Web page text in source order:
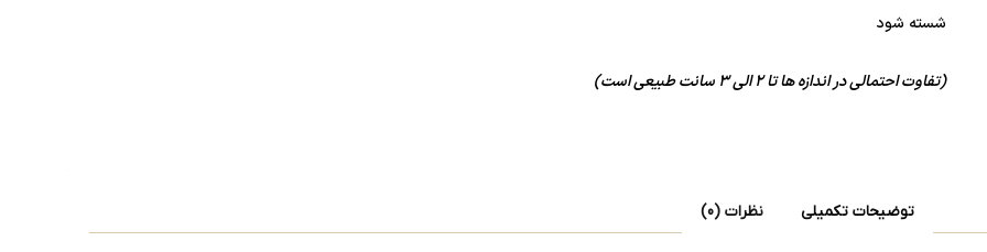
شسته شود
(تفاوت احتمالی در اندازه ها تا 2 الی 3 سانت طبیعی است)
توضیحات تکمیلی نظرات (0)